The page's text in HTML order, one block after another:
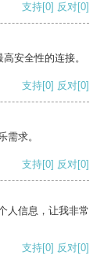
支持[0] 反对[0]
安全性的连接。
支持[0] 反对[0]
需求。
支持[0] 反对[0]
人信息，让我非常
支持[0] 反对[0]